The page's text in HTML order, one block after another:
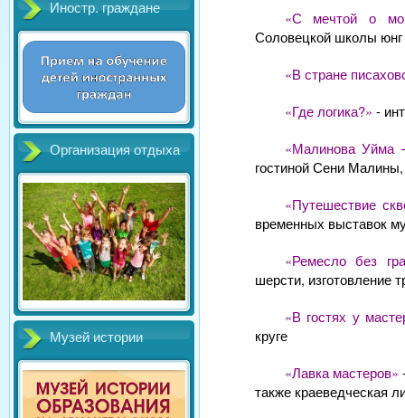
Иностр. граждане
Организация отдыха
Музей истории
«С мечтой о
Соловецкой школы юнг
«В стране
«Где логика?» -
«Малинова
гостиной Сени
«Путешествие
временных выставок
«Ремесло без
шерсти, изготовление
«В гостях у
круге
«Лавка мастеров»
также краеведческая